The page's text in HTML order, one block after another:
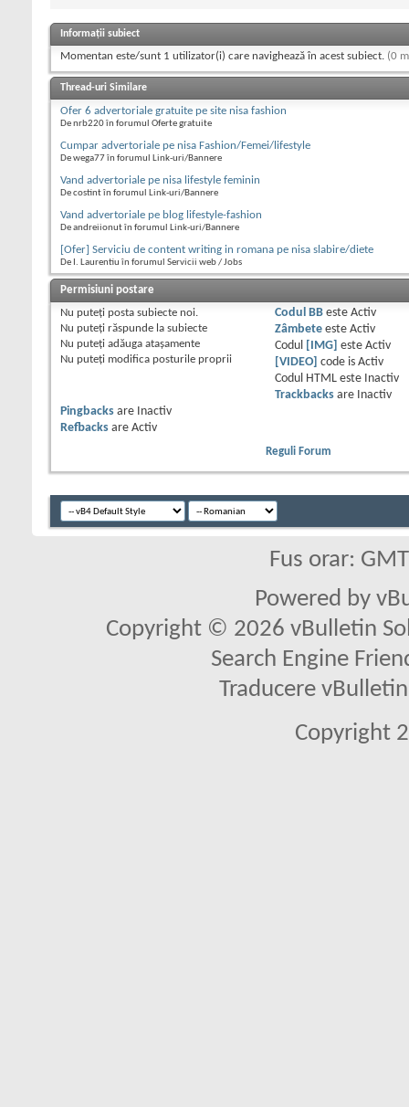
Informații subiect
Momentan este/sunt 1 utilizator(i) care navighează în acest subiect. (0
Thread-uri Similare
Ofer 6 advertoriale gratuite pe site nisa fashion
De nrb220 în forumul Oferte gratuite
Cumpar advertoriale pe nisa Fashion/Femei/lifestyle
De wega77 în forumul Link-uri/Bannere
Vand advertoriale pe nisa lifestyle feminin
De costint în forumul Link-uri/Bannere
Vand advertoriale pe blog lifestyle-fashion
De andreiionut în forumul Link-uri/Bannere
[Ofer] Serviciu de content writing in romana pe nisa slabire/diete
De I. Laurentiu în forumul Servicii web / Jobs
Permisiuni postare
Nu puteţi posta subiecte noi.
Nu puteţi răspunde la subiecte
Nu puteţi adăuga ataşamente
Nu puteţi modifica posturile proprii
Codul BBeste Activ
Zâmbeteeste Activ
Codul
[IMG] este Activ
[VIDEO] code is Activ
Codul HTML este
Inactiv
Trackbacksare
Inactiv
Pingbacks are
Inactiv
Refbacks are Activ
Reguli Forum
Fus orar:
Powered by
Copyright © 2026 vBulletin
Search Engine
Traducere
Copyright